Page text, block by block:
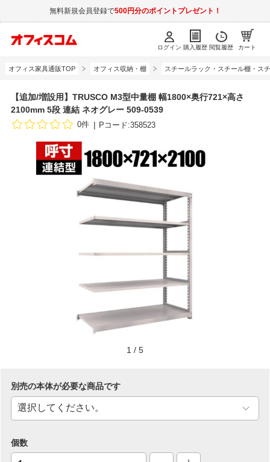
無料新規会員登録で500円分のポイントプレゼント！
ログイン 購入履歴 閲覧履歴 カート
オフィス家具通販TOP オフィス収納・棚 スチールラック・スチール棚・ス
【追加/増設用】TRUSCO M3型中量棚 幅1800×奥行721×高さ
2100mm 5段 連結 ネオグレー 509-0539
0件 Pコード:358523
1 / 5
別売の本体が必要な商品です
個数